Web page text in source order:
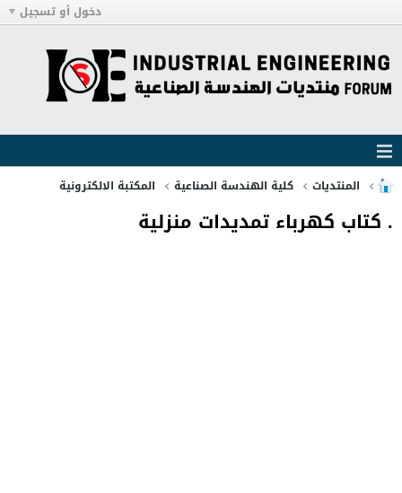
دخول أو تسجيل
المنتديات كلية الهندسة الصناعية المكتبة الالكترونية
. كتاب كهرباء تمديدات منزلية